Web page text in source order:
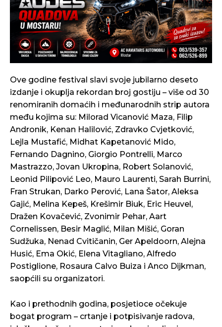
Ove godine festival slavi svoje jubilarno deseto
izdanje i okuplja rekordan broj gostiju – više od 30
renomiranih domaćih i međunarodnih strip autora
među kojima su: Milorad Vicanović Maza, Filip
Andronik, Kenan Halilović, Zdravko Cvjetković,
Lejla Mustafić, Midhat Kapetanović Mido,
Fernando Dagnino, Giorgio Pontrelli, Marco
Mastrazzo, Jovan Ukropina, Robert Solanović,
Leonid Pilipović Leo, Mauro Laurenti, Sarah Burrini,
Fran Strukan, Darko Perović, Lana Šator, Aleksa
Gajić, Melina Kepeš, Krešimir Biuk, Eric Heuvel,
Dražen Kovačević, Zvonimir Pehar, Aart
Cornelissen, Besir Maglić, Milan Mišić, Goran
Sudžuka, Nenad Cvitičanin, Ger Apeldoorn, Alejna
Husić, Ema Okić, Elena Vitagliano, Alfredo
Postiglione, Rosaura Calvo Buiza i Anco Dijkman,
saopćili su organizatori.
Kao i prethodnih godina, posjetioce očekuje
bogat program – crtanje i potpisivanje radova,